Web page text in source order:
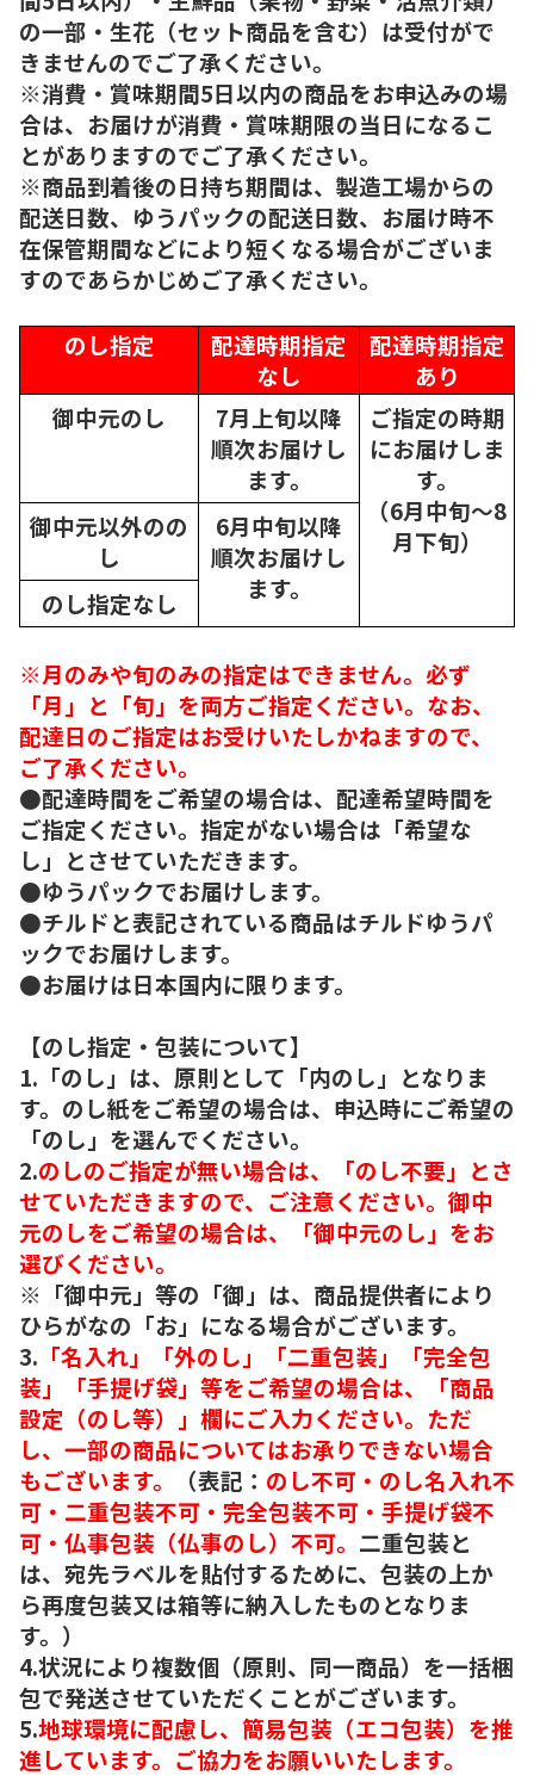
の一部・生花（セット商品を含む）は受付がで
きませんのでご了承ください。
※消費・賞味期間5日以内の商品をお申込みの場
合は、お届けが消費・賞味期限の当日になるこ
とがありますのでご了承ください。
※商品到着後の日持ち期間は、製造工場からの
配送日数、ゆうパックの配送日数、お届け時不
在保管期間などにより短くなる場合がございま
すのであらかじめご了承ください。
のし指定
配達時期指定
なし
配達時期指定
あり
御中元のし
7月上旬以降
順次お届けし
ます。
ご指定の時期
にお届けしま
す。
（6月中旬～8
月下旬）
御中元以外のの
し
6月中旬以降
順次お届けし
ます。
のし指定なし
※月のみや旬のみの指定はできません。必ず
「月」と「旬」を両方ご指定ください。なお、
配達日のご指定はお受けいたしかねますので、
ご了承ください。
●配達時間をご希望の場合は、配達希望時間を
ご指定ください。指定がない場合は「希望な
し」とさせていただきます。
●ゆうパックでお届けします。
●チルドと表記されている商品はチルドゆうパ
ックでお届けします。
●お届けは日本国内に限ります。
【のし指定・包装について】
1.「のし」は、原則として「内のし」となりま
す。のし紙をご希望の場合は、申込時にご希望の
「のし」を選んでください。
2.のしのご指定が無い場合は、「のし不要」とさ
せていただきますので、ご注意ください。御中
元のしをご希望の場合は、「御中元のし」をお
選びください。
※「御中元」等の「御」は、商品提供者により
ひらがなの「お」になる場合がございます。
3. 「名入れ」「外のし」「二重包装」「完全包
装」「手提げ袋」等をご希望の場合は、「商品
設定（のし等）」欄にご入力ください。ただ
し、一部の商品についてはお承りできない場合
もございます。
（表記： のし不可・のし名入れ不
可・二重包装不可・完全包装不可・手提げ袋不
可・仏事包装（仏事のし）不可。 二重包装と
は、宛先ラベルを貼付するために、包装の上か
ら再度包装又は箱等に納入したものとなりま
す。）
4.状況により複数個（原則、同一商品）を一括梱
包で発送させていただくことがございます。
5.地球環境に配慮し、簡易包装（エコ包装）を推
進しています。ご協力をお願いいたします。